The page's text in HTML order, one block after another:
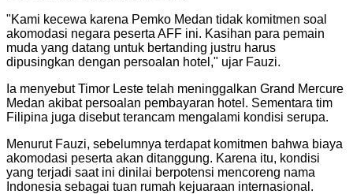
"Kami kecewa karena Pemko Medan tidak komitmen soal
akomodasi negara peserta AFF ini. Kasihan para pemain
muda yang datang untuk bertanding justru harus
dipusingkan dengan persoalan hotel," ujar Fauzi.
Ia menyebut Timor Leste telah meninggalkan Grand Mercure
Medan akibat persoalan pembayaran hotel. Sementara tim
Filipina juga disebut terancam mengalami kondisi serupa.
Menurut Fauzi, sebelumnya terdapat komitmen bahwa biaya
akomodasi peserta akan ditanggung. Karena itu, kondisi
yang terjadi saat ini dinilai berpotensi mencoreng nama
Indonesia sebagai tuan rumah kejuaraan internasional.